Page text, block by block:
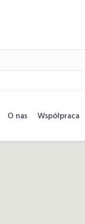
O nas Współpraca